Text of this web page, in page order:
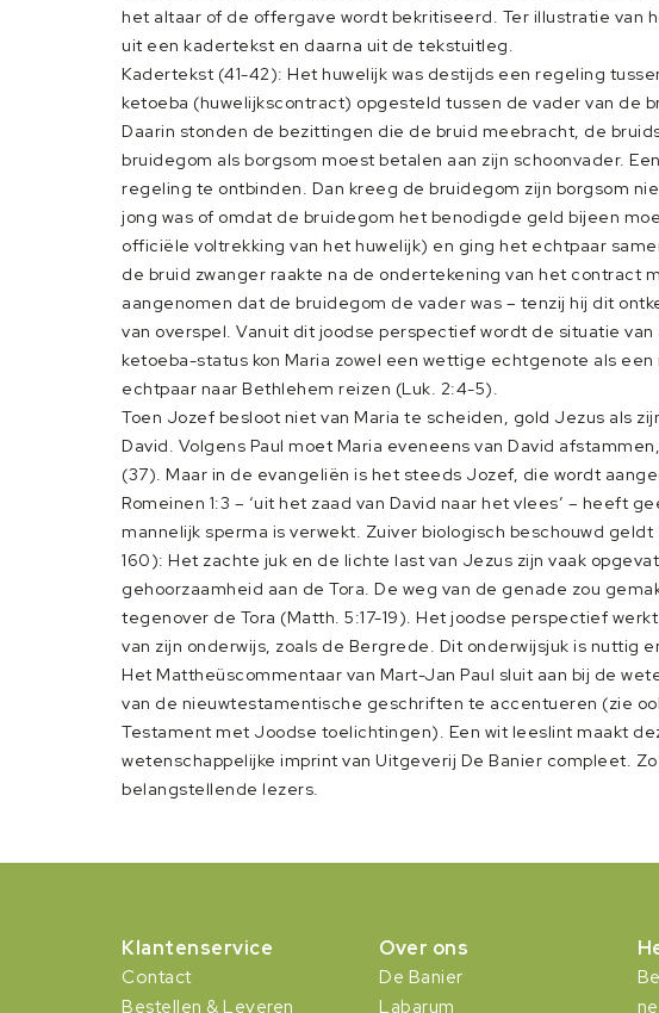
het altaar of de offergave wordt bekritiseerd. Ter illustratie van
uit een kadertekst en daarna uit de tekstuitleg.
Kadertekst (41-42): Het huwelijk was destijds een regeling
ketoeba (huwelijkscontract) opgesteld tussen de vader van de
Daarin stonden de bezittingen die de bruid meebracht, de
bruidegom als borgsom moest betalen aan zijn schoonvader.
regeling te ontbinden. Dan kreeg de bruidegom zijn borgsom
jong was of omdat de bruidegom het benodigde geld bijeen
officiële voltrekking van het huwelijk) en ging het echtpaar
de bruid zwanger raakte na de ondertekening van het contract
aangenomen dat de bruidegom de vader was – tenzij hij dit
van overspel. Vanuit dit joodse perspectief wordt de situatie
ketoeba-status kon Maria zowel een wettige echtgenote als
echtpaar naar Bethlehem reizen (Luk. 2:4-5).
Toen Jozef besloot niet van Maria te scheiden, gold Jezus als
David. Volgens Paul moet Maria eveneens van David
(37). Maar in de evangeliën is het steeds Jozef, die wordt
Romeinen 1:3 – ‘uit het zaad van David naar het vlees’ – heeft
mannelijk sperma is verwekt. Zuiver biologisch beschouwd geldt
160): Het zachte juk en de lichte last van Jezus zijn vaak
gehoorzaamheid aan de Tora. De weg van de genade zou
tegenover de Tora (Matth. 5:17-19). Het joodse perspectief
van zijn onderwijs, zoals de Bergrede. Dit onderwijsjuk is nuttig
Het Mattheüscommentaar van Mart-Jan Paul sluit aan bij de
van de nieuwtestamentische geschriften te accentueren (zie
Testament met Joodse toelichtingen). Een wit leeslint maakt
wetenschappelijke imprint van Uitgeverij De Banier compleet.
belangstellende lezers.
Klantenservice
Contact
Bestellen & Leveren
Over ons
De Banier
Labarum